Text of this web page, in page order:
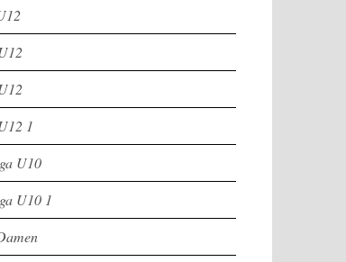
1
U10
U10 1